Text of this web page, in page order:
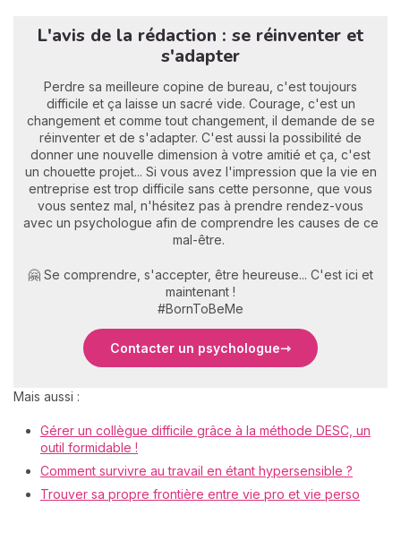
L'avis de la rédaction : se réinventer et
s'adapter
Perdre sa meilleure copine de bureau, c'est toujours
difficile et ça laisse un sacré vide. Courage, c'est un
changement et comme tout changement, il demande de se
réinventer et de s'adapter. C'est aussi la possibilité de
donner une nouvelle dimension à votre amitié et ça, c'est
un chouette projet... Si vous avez l'impression que la vie en
entreprise est trop difficile sans cette personne, que vous
vous sentez mal, n'hésitez pas à prendre rendez-vous
avec un psychologue afin de comprendre les causes de ce
mal-être.
🤗 Se comprendre, s'accepter, être heureuse... C'est ici et
maintenant !
#BornToBeMe
Contacter un psychologue
Mais aussi :
Gérer un collègue difficile grâce à la méthode DESC, un
outil formidable !
Comment survivre au travail en étant hypersensible ?
Trouver sa propre frontière entre vie pro et vie perso